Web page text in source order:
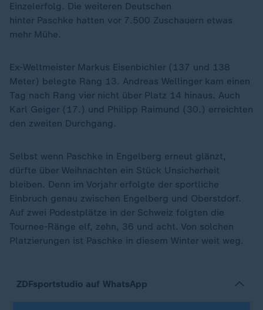
Einzelerfolg. Die weiteren Deutschen
hinter Paschke hatten vor 7.500 Zuschauern etwas
mehr Mühe.
Ex-Weltmeister Markus Eisenbichler (137 und 138
Meter) belegte Rang 13. Andreas Wellinger kam einen
Tag nach Rang vier nicht über Platz 14 hinaus. Auch
Karl Geiger (17.) und Philipp Raimund (30.) erreichten
den zweiten Durchgang.
Selbst wenn Paschke in Engelberg erneut glänzt,
dürfte über Weihnachten ein Stück Unsicherheit
bleiben. Denn im Vorjahr erfolgte der sportliche
Einbruch genau zwischen Engelberg und Oberstdorf.
Auf zwei Podestplätze in der Schweiz folgten die
Tournee-Ränge elf, zehn, 36 und acht. Von solchen
Platzierungen ist Paschke in diesem Winter weit weg.
ZDFsportstudio auf WhatsApp